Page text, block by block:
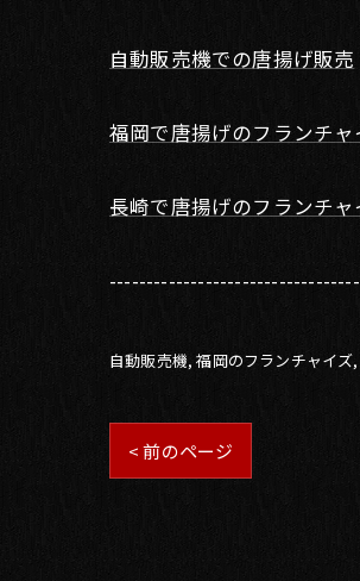
自動販売機での唐揚げ販売
福岡で唐揚げのフランチャ
長崎で唐揚げのフランチャ
自動販売機 福岡のフランチャイズ
< 前のページ